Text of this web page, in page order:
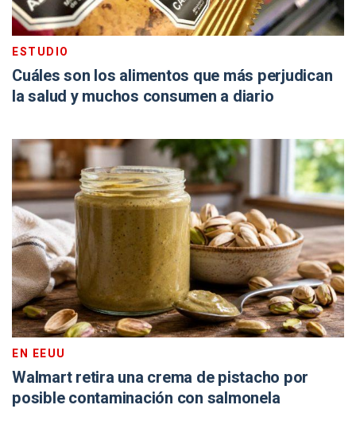
ESTUDIO
Cuáles son los alimentos que más perjudican
la salud y muchos consumen a diario
EN EEUU
Walmart retira una crema de pistacho por
posible contaminación con salmonela